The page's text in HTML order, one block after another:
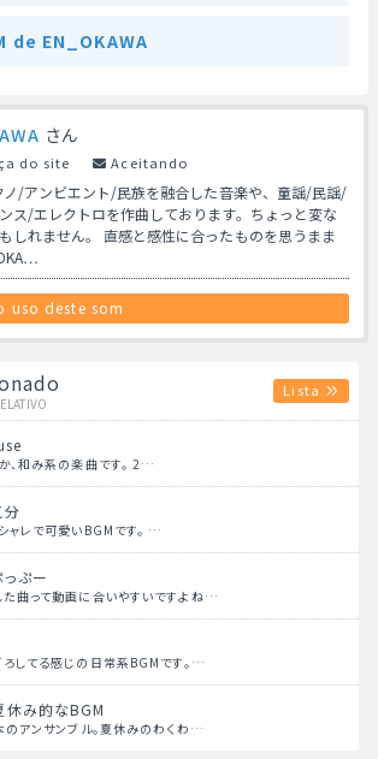
de EN_OKAWA
さん
do site Aceitando
/アンビエント/民族を融合した音楽や、童謡/民謡/
ス/エレクトロを作曲しております。ちょっと変な
しれません。 直感と感性に合ったものを思うまま
uso deste som
Lista
、和み系の楽曲です。 2…
分
ャレで可愛いBGMです。 …
ぷー
た曲って動画に合いやすいですよね…
ろしてる感じの日常系BGMです。…
休み的なBGM
のアンサンブル。夏休みのわくわ…